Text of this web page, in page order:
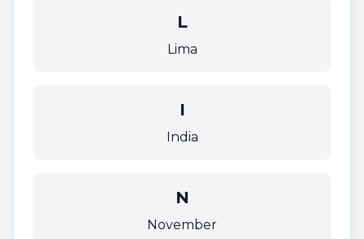
L
Lima
I
India
N
November